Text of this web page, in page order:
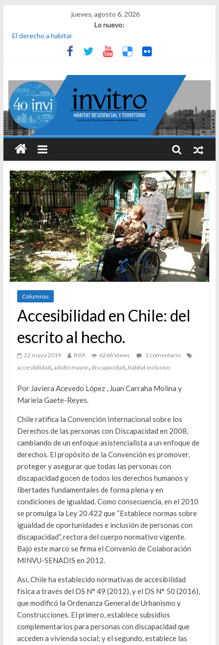
jueves, agosto 6, 2026
Lo nuevo:
El derecho a habitar
Receta para viajar al pasado
¿Qué es el habitar? Sesión 1 de ciclo de conversatorios 40 años
INVI
Columnas
Accesibilidad en Chile: del
escrito al hecho.
22 mayo 2019 INVI 6266 Views
1 comentario
accesibilidad, adulto mayor, discapacidad, hábitat inclusivo
Por Javiera Acevedo López , Juan Carraha Molina y
Mariela Gaete-Reyes.
Chile ratifica la Convención Internacional sobre los
Derechos de las personas con Discapacidad en 2008,
cambiando de un enfoque asistencialista a un enfoque de
derechos. El propósito de la Convención es promover,
proteger y asegurar que todas las personas con
discapacidad gocen de todos los derechos humanos y
libertades fundamentales de forma plena y en
condiciones de igualdad. Como consecuencia, en el 2010
se promulga la Ley 20.422 que “Establece normas sobre
igualdad de oportunidades e inclusión de personas con
discapacidad”, rectora del cuerpo normativo vigente.
Bajo este marco se firma el Convenio de Colaboración
MINVU-SENADIS en 2012.
Así, Chile ha establecido normativas de accesibilidad
física a través del DS N° 49 (2012), y el DS N° 50 (2016),
que modificó la Ordenanza General de Urbanismo y
Construcciones. El primero, establece subsidios
complementarios para personas con discapacidad que
acceden a vivienda social; y el segundo, establece las